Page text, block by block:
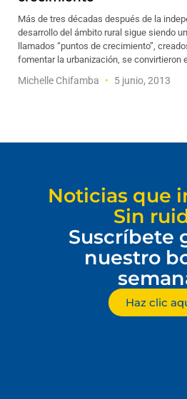
Más de tres décadas después de la
desarrollo del ámbito rural sigue siendo
llamados “puntos de crecimiento”,
fomentar la urbanización, se convirtieron
Michelle Chifamba 5 junio, 2013
Noticias que
Sin
Suscríbete
nuestro
Haz clic